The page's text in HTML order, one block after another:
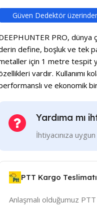
Güven Dedektör
PRO, dünya
define, boşluk ve tek
için 1 metre tespit
vardır. Kullanımı
ve ekonomik
Yardıma mı
İhtiyacınıza
PTT Kargo Teslimatı
Anlaşmalı olduğumuz